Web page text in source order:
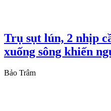
Trụ sụt lún, 2 nhịp
xuống sông khiến
Bảo Trâm